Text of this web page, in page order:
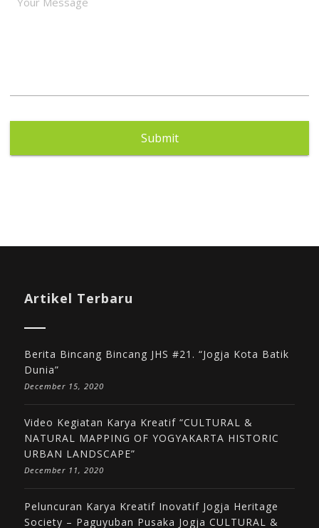
Artikel Terbaru
Berita Bincang Bincang JHS #21. “Jogja Kota Batik
Dunia”
December 15, 2020
Video Kegiatan Karya Kreatif “CULTURAL &
NATURAL MAPPING OF YOGYAKARTA HISTORIC
URBAN LANDSCAPE”
December 11, 2020
Peluncuran Karya Kreatif Inovatif Jogja Heritage
Society – Paguyuban Pusaka Jogja CULTURAL &